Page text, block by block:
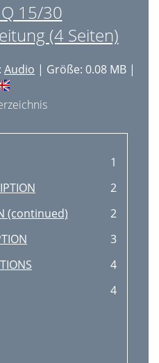
15/30
(4 Seiten)
Audio | Größe: 0.08 MB |
1
2
(continued)
2
3
4
4